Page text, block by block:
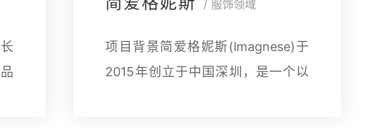
/ 服饰领域
项目背景简爱格妮斯(lmagnese)于
2015年创立于中国深圳，是一个以